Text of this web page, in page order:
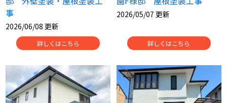
事
2026/06/08 更新
詳しくはこちら
2026/05/07 更新
詳しくはこちら